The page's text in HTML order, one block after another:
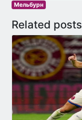
Мельбурн
Related posts